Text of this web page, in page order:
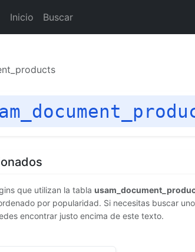
Inicio Buscar
que utilizan la tabla
por popularidad. Si necesitas buscar
encontrar justo encima de este texto.